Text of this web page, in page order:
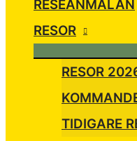
RESEANMÄLAN
RESOR
RESOR
TIDIGARE